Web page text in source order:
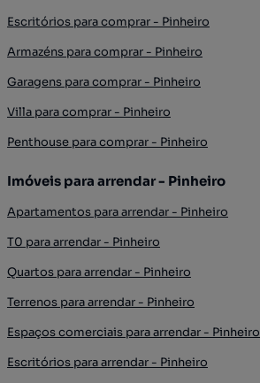
Escritórios para comprar - Pinheiro
Armazéns para comprar - Pinheiro
Garagens para comprar - Pinheiro
Villa para comprar - Pinheiro
Penthouse para comprar - Pinheiro
Imóveis para arrendar - Pinheiro
Apartamentos para arrendar - Pinheiro
T0 para arrendar - Pinheiro
Quartos para arrendar - Pinheiro
Terrenos para arrendar - Pinheiro
Espaços comerciais para arrendar - Pinheiro
Escritórios para arrendar - Pinheiro